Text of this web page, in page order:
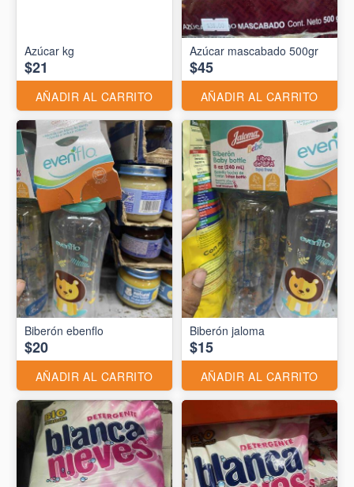
Azúcar kg
$21
AÑADIR AL CARRITO
Azúcar mascabado 500gr
$45
AÑADIR AL CARRITO
Biberón ebenflo
$20
AÑADIR AL CARRITO
Biberón jaloma
$15
AÑADIR AL CARRITO